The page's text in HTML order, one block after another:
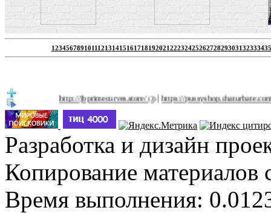
1234567891011121314151617181920212223242526272829303132333435
http://jbprimecurves.store/(3)|https://pussyshop.chaturbate.com/male-
Разработка и дизайн
Копирование материалов
Время выполнения: